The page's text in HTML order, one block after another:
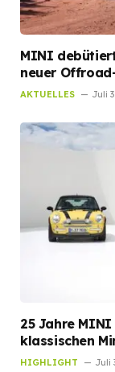
MINI
neuer
AKTUELLES Juli
25 Jahre MINI
klassischen
HIGHLIGHT Juli